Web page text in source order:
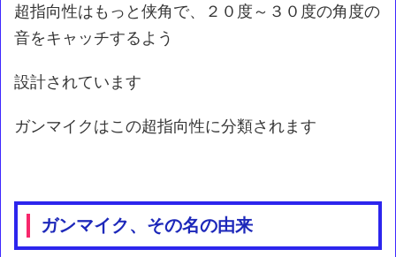
超指向性はもっと侠角で、２０度～３０度の角度の
音をキャッチするよう
設計されています
ガンマイクはこの超指向性に分類されます
ガンマイク、その名の由来